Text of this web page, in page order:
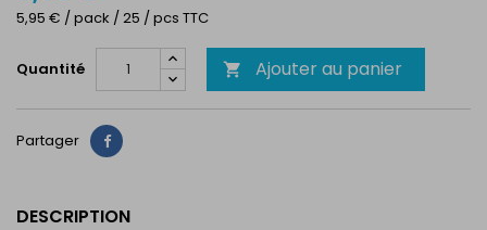
5,95 € / pack / 25 / pcs TTC
Quantité  Ajouter au panier
Partager Partager
DESCRIPTION